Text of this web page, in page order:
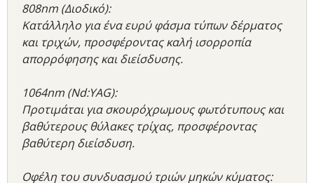
808nm (Διοδικό):
Κατάλληλο για ένα ευρύ φάσμα τύπων δέρματος
και τριχών, προσφέροντας καλή ισορροπία
απορρόφησης και διείσδυσης.
1064nm (Nd:YAG):
Προτιμάται για σκουρόχρωμους φωτότυπους και
βαθύτερους θύλακες τρίχας, προσφέροντας
βαθύτερη διείσδυση.
Οφέλη του συνδυασμού τριών μηκών κύματος: